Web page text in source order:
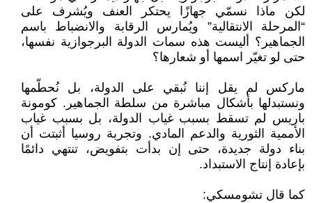
لكن ماذا نسمّي جهازًا يحتكر العنف ويُشرف على
“المرحلة الانتقالية” ويُمارس الرقابة والانضباط باسم
الجماهير؟ أليست هذه سمات الدولة البرجوازية نفسها،
حتى لو تغيّر اسمها أو شعارها؟
ماركس لم يقل إننا نُبقي على الدولة، بل نُحطّمها
ونستبدلها بأشكال مباشرة من سلطة الجماهير. كومونة
باريس لم تسقط بسبب غياب الدولة، بل بسبب غياب
الأممية الثورية والدعم المادي. وتجربة روسيا أثبتت أن
بناء دولة جديدة، حتى إن بدأت بتفويض، تنتهي دائمًا
بإعادة إنتاج الاستبداد.
كما قال تشومسكي: